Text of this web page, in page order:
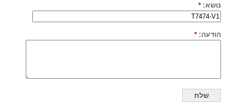
נושא:*
הודעה:*